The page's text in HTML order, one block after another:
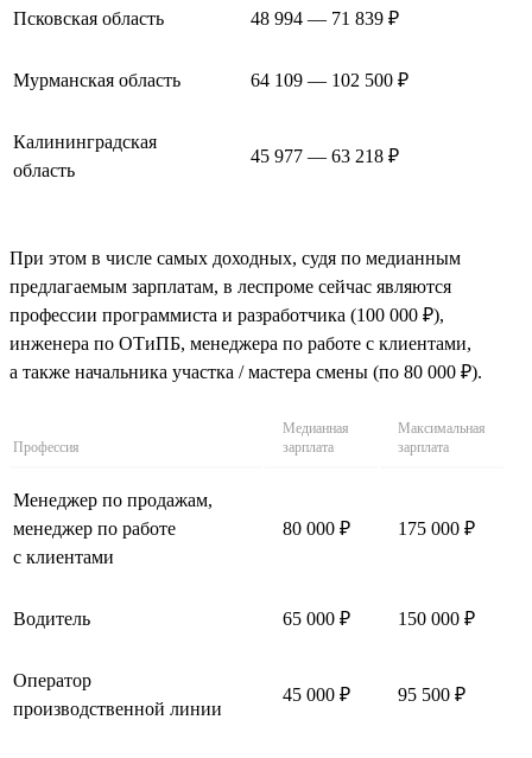
Псковская область 48 994 — 71 839 ₽
Мурманская область 64 109 — 102 500 ₽
Калининградская
область
45 977 — 63 218 ₽
При этом в числе самых доходных, судя по медианным
предлагаемым зарплатам, в леспроме сейчас являются
профессии программиста и разработчика (100 000 ₽),
инженера по ОТиПБ, менеджера по работе с клиентами,
а также начальника участка / мастера смены (по 80 000 ₽).
Профессия
Медианная
зарплата
Максимальная
зарплата
Менеджер по продажам,
менеджер по работе
с клиентами
80 000 ₽ 175 000 ₽
Водитель 65 000 ₽ 150 000 ₽
Оператор
производственной линии
45 000 ₽ 95 500 ₽